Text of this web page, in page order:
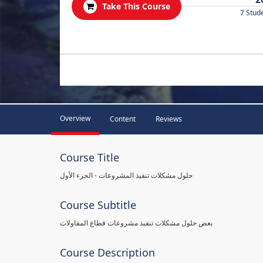
Take This Course
7
.
Overview Content Reviews
Course Title
حلول مشكلات تنفيذ المشروعات - الجزء الأول
Course Subtitle
بعض حلول مشكلات تنفيذ مشروعات قطاع المقاولات
Course Description